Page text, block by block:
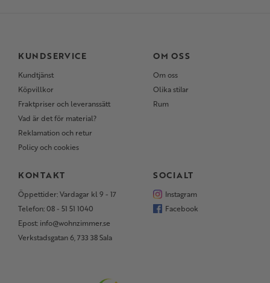
KUNDSERVICE
Kundtjänst
Köpvillkor
Fraktpriser och leveranssätt
Vad är det för material?
Reklamation och retur
Policy och cookies
OM OSS
Om oss
Olika stilar
Rum
KONTAKT
Öppettider: Vardagar kl 9 - 17
Telefon: 08 - 51 51 1040
Epost: info@wohnzimmer.se
Verkstadsgatan 6, 733 38 Sala
SOCIALT
Instagram
Facebook